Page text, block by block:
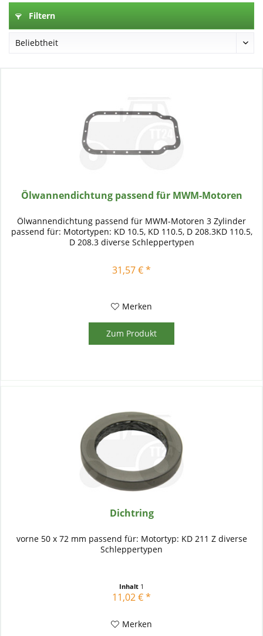
Filtern
Ölwannendichtung passend für MWM-Motoren
Ölwannendichtung passend für MWM-Motoren 3 Zylinder
passend für: Motortypen: KD 10.5, KD 110.5, D 208.3KD 110.5,
D 208.3 diverse Schleppertypen
31,57 € *
Merken
Zum Produkt
Dichtring
vorne 50 x 72 mm passend für: Motortyp: KD 211 Z diverse
Schleppertypen
Inhalt 1
11,02 € *
Merken